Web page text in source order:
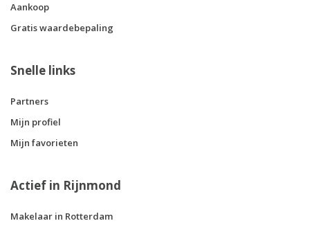
Aankoop
Gratis waardebepaling
Snelle links
Partners
Mijn profiel
Mijn favorieten
Actief in Rijnmond
Makelaar in Rotterdam